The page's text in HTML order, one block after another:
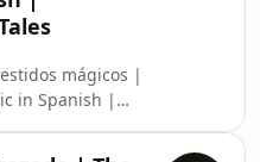
no ser
menores de 13
English on our
:
Englis
mágicos |
in Spanish |